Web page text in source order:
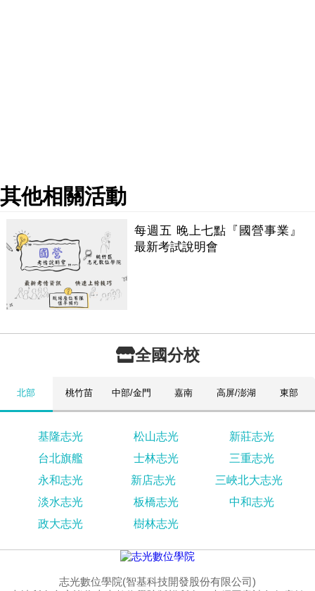
其他相關活動
每週五 晚上七點『國營事業』
最新考試說明會
全國分校
北部 桃竹苗 中部/金門 嘉南 高屏/澎湖 東部
基隆志光 松山志光
新莊志光
台北旗艦
士林志光
三重志光
永和志光
新店志光
三峽北大志光
淡水志光
板橋志光
中和志光
政大志光
樹林志光
志光數位學院(智基科技開發股份有限公司)